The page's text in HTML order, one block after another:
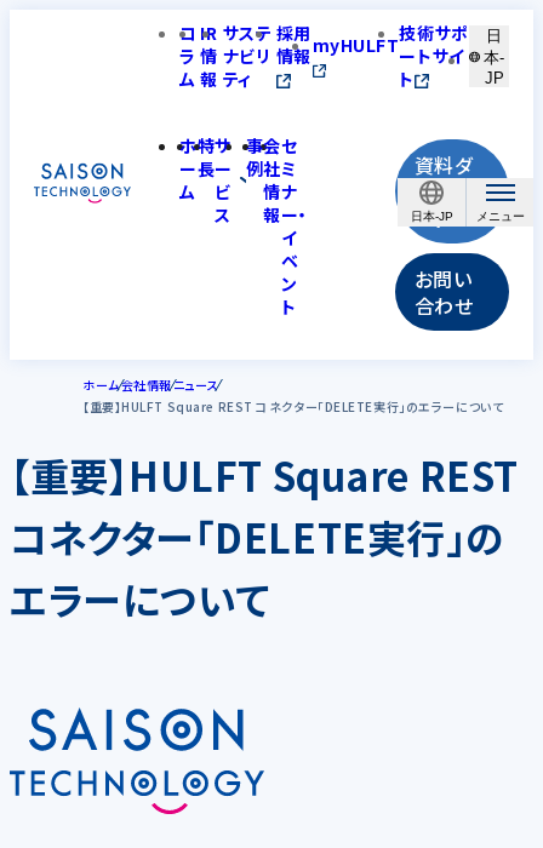
日本-JP
コ
ラ
ム
IR
情
報
サステ
ナビリ
ティ
採用
情報myHULFT技術サポ
ートサイ
ト
日
本-
JP
ホ
ー
ム
特
長
サ
ー
ビ
ス
事
例
会
社
情
報
セ
ミ
ナ
ー・
イ
ベ
ン
ト
資料ダ
ウンロ
ード
お問い
合わせ
ホーム会社情報ニュース
【重要】HULFT Square REST コネクター「DELETE実行」のエラーについて
【重要】HULFT Square REST
コネクター「DELETE実行」の
エラーについて